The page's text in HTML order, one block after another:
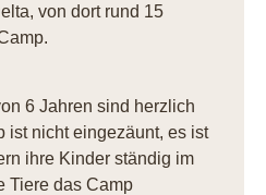
von dort rund 15
6 Jahren sind herzlich
ist nicht eingezäunt, es ist
ihre Kinder ständig im
Tiere das Camp